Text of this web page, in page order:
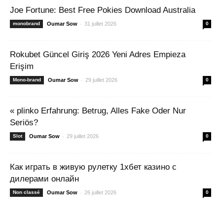
Joe Fortune: Best Free Pokies Download Australia
monobrand Oumar Sow - 31 juillet 2026 0
Rokubet Güncel Giriş 2026 Yeni Adres Empieza
Erişim
Mono-brand Oumar Sow - 29 juillet 2026 0
« plinko Erfahrung: Betrug, Alles Fake Oder Nur
Seriös?
Slot Oumar Sow - 29 juillet 2026 0
Как играть в живую рулетку 1хбет казино с
дилерами онлайн
Non classé Oumar Sow - 26 juillet 2026 0